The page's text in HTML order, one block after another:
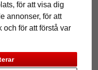
för att visa dig
annonser, för att
för att förstå var